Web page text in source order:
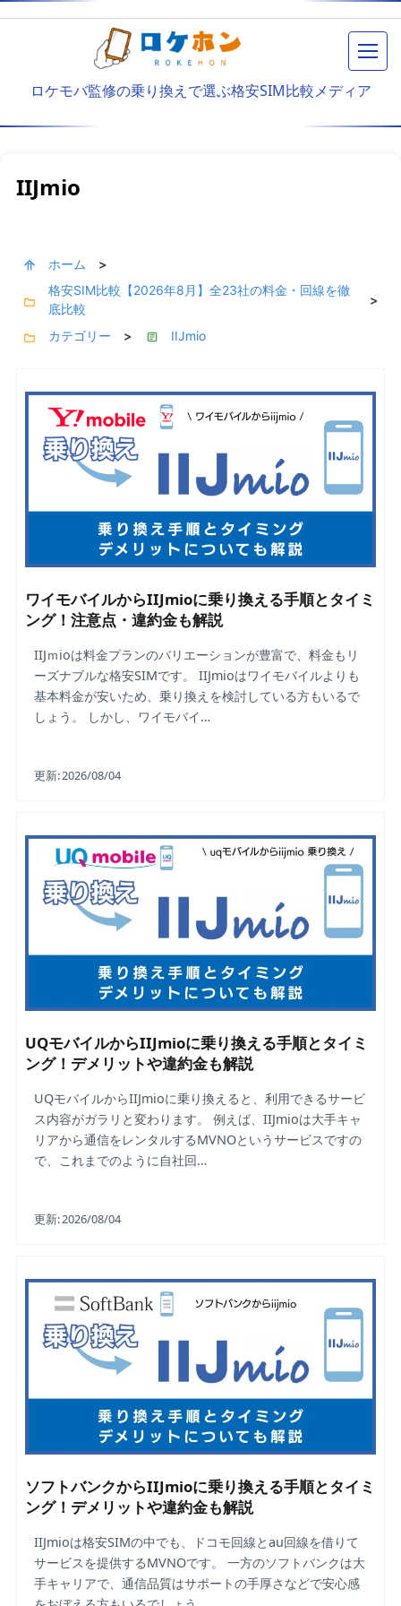
メニ
ロケモバ監修の乗り換えで選ぶ格安SIM比較メディア
IIJmio
ホーム
>
格安SIM比較【2026年8月】全23社の料金・回線を徹
底比較
>
カテゴリー > IIJmio
ワイモバイルからIIJmioに乗り換える手順とタイミ
ング！注意点・違約金も解説
IIJｍioは料金プランのバリエーションが豊富で、料金もリ
ーズナブルな格安SIMです。 IIJmioはワイモバイルよりも
基本料金が安いため、乗り換えを検討している方もいるで
しょう。 しかし、ワイモバイ…
更新:2026/08/04
UQモバイルからIIJmioに乗り換える手順とタイミ
ング！デメリットや違約金も解説
UQモバイルからIIJmioに乗り換えると、利用できるサービ
ス内容がガラリと変わります。 例えば、IIJmioは大手キャ
リアから通信をレンタルするMVNOというサービスですの
で、これまでのように自社回…
更新:2026/08/04
ソフトバンクからIIJmioに乗り換える手順とタイミ
ング！デメリットや違約金も解説
IIJmioは格安SIMの中でも、ドコモ回線とau回線を借りて
サービスを提供するMVNOです。 一方のソフトバンクは大
手キャリアで、通信品質はサポートの手厚さなどで安心感